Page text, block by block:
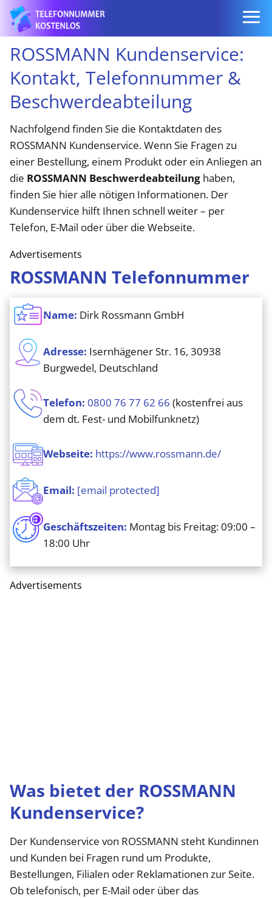
ROSSMANN Kundenservice:
Kontakt, Telefonnummer &
Beschwerdeabteilung
Nachfolgend finden Sie die Kontaktdaten des
ROSSMANN Kundenservice. Wenn Sie Fragen zu
einer Bestellung, einem Produkt oder ein Anliegen an
die ROSSMANN Beschwerdeabteilung haben,
finden Sie hier alle nötigen Informationen. Der
Kundenservice hilft Ihnen schnell weiter – per
Telefon, E-Mail oder über die Webseite.
Advertisements
ROSSMANN Telefonnummer
Name: Dirk Rossmann GmbH
Adresse: Isernhägener Str. 16, 30938
Burgwedel, Deutschland
Telefon: 0800 76 77 62 66 (kostenfrei aus
dem dt. Fest- und Mobilfunknetz)
Webseite: https://www.rossmann.de/
Email: [email protected]
Geschäftszeiten: Montag bis Freitag: 09:00 –
18:00 Uhr
Advertisements
Was bietet der ROSSMANN
Kundenservice?
Der Kundenservice von ROSSMANN steht Kundinnen
und Kunden bei Fragen rund um Produkte,
Bestellungen, Filialen oder Reklamationen zur Seite.
Ob telefonisch, per E-Mail oder über das